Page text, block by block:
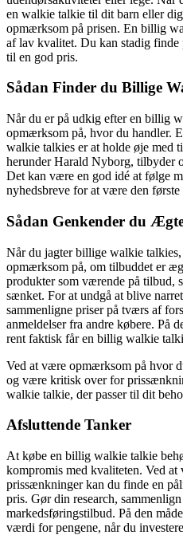
en walkie talkie til dit barn eller
opmærksom på prisen. En billig
af lav kvalitet. Du kan stadig
til en god pris.
Sådan Finder du Billige
Når du er på udkig efter en billig
opmærksom på, hvor du handler.
walkie talkies er at holde øje med
herunder Harald Nyborg, tilbyder
Det kan være en god idé at følge
nyhedsbreve for at være den
Sådan Genkender du
Når du jagter billige walkie
opmærksom på, om tilbuddet er
produkter som værende på tilbud,
sænket. For at undgå at blive
sammenligne priser på tværs af
anmeldelser fra andre købere. På
rent faktisk får en billig walkie
Ved at være opmærksom på hvor
og være kritisk over for
walkie talkie, der passer til dit
Afsluttende Tanker
At købe en billig walkie talkie
kompromis med kvaliteten. Ved
prissænkninger kan du finde en
pris. Gør din research,
markedsføringstilbud. På den
værdi for pengene, når du